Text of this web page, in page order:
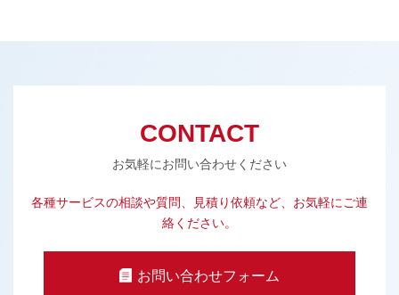
CONTACT
お気軽にお問い合わせください
各種サービスの相談や質問、見積り依頼など、お気軽にご連
絡ください。
お問い合わせフォーム